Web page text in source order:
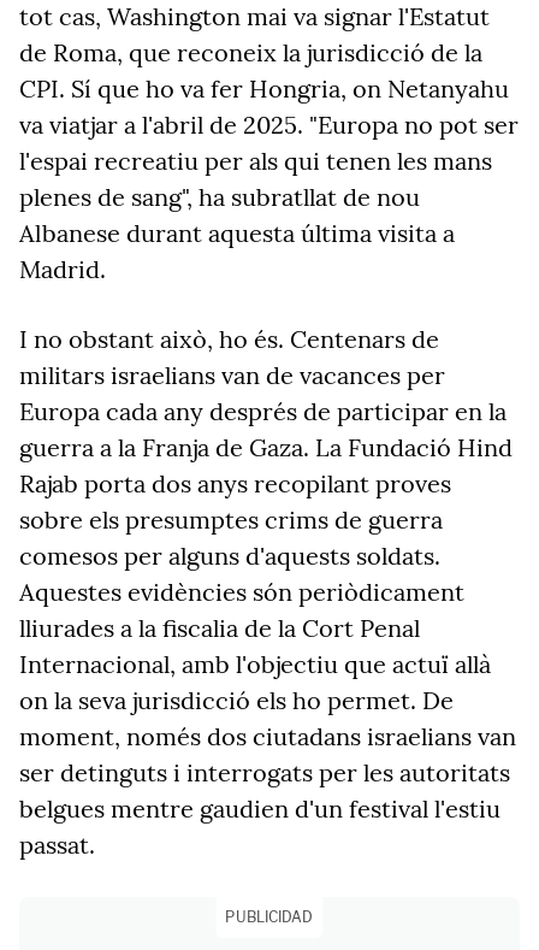
tot cas, Washington mai va signar l'Estatut
de Roma, que reconeix la jurisdicció de la
CPI. Sí que ho va fer Hongria, on Netanyahu
va viatjar a l'abril de 2025. "Europa no pot ser
l'espai recreatiu per als qui tenen les mans
plenes de sang", ha subratllat de nou
Albanese durant aquesta última visita a
Madrid.
I no obstant això, ho és. Centenars de
militars israelians van de vacances per
Europa cada any després de participar en la
guerra a la Franja de Gaza. La Fundació Hind
Rajab porta dos anys recopilant proves
sobre els presumptes crims de guerra
comesos per alguns d'aquests soldats.
Aquestes evidències són periòdicament
lliurades a la fiscalia de la Cort Penal
Internacional, amb l'objectiu que actuï allà
on la seva jurisdicció els ho permet. De
moment, només dos ciutadans israelians van
ser detinguts i interrogats per les autoritats
belgues mentre gaudien d'un festival l'estiu
passat.
PUBLICIDAD